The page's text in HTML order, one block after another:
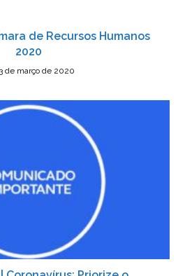
de Recursos Humanos
2020
de março de 2020